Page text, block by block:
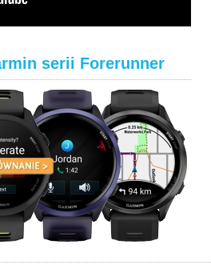
serii Forerunner